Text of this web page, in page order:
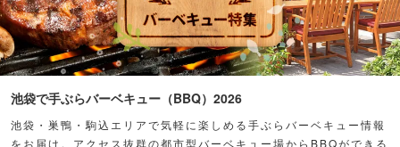
池袋で手ぶらバーベキュー（BBQ）2026
池袋・巣鴨・駒込エリアで気軽に楽しめる手ぶらバーベキュー情報
をお届け。アクセス抜群の都市型バーベキュー場からBBQができる